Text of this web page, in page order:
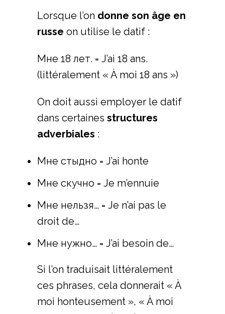
Lorsque l’on donne son âge en
russe on utilise le datif :
Мне 18 лет. = J’ai 18 ans.
(littéralement « À moi 18 ans »)
On doit aussi employer le datif
dans certaines structures
adverbiales :
Мне стыдно = J’ai honte
Мне скучно = Je m’ennuie
Мне нельзя… = Je n’ai pas le
droit de…
Мне нужно… = J’ai besoin de…
Si l’on traduisait littéralement
ces phrases, cela donnerait « À
moi honteusement », « À moi